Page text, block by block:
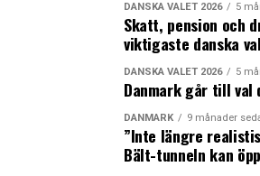
– Att försöka påverka
HH välkomnar vi. Det löser
komplement för tågtrafiken. Om
det en helt annan produkt, vi
tillsammans och diskutera vad det är
Christian Alexandersson. (News
DANSKA VALET 2026 5
Skatt, pension och
viktigaste danska
DANSKA VALET 2026 5
Danmark går till val
DANMARK 9 månader
”Inte längre
Bält-tunneln kan